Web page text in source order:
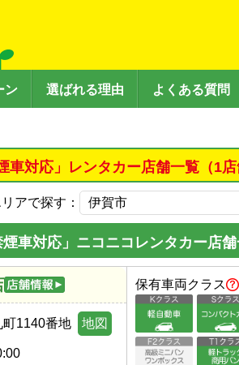
ン 選ばれる理由 よくある質問
車対応」レンタカー店舗一覧（1店
アで探す：
車対応」ニコニコレンタカー店
1140番地 地図
保有車両クラス